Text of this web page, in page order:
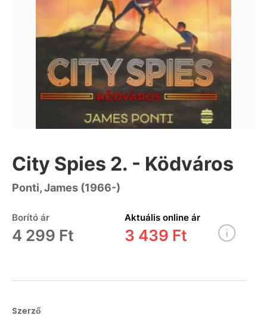
City Spies 2. - Ködváros
Ponti, James (1966-)
Borító ár
4 299 Ft
Aktuális online ár
3 439 Ft
Szerző